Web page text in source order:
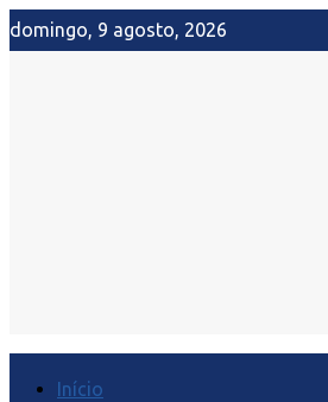
domingo, 9 agosto, 2026
Início